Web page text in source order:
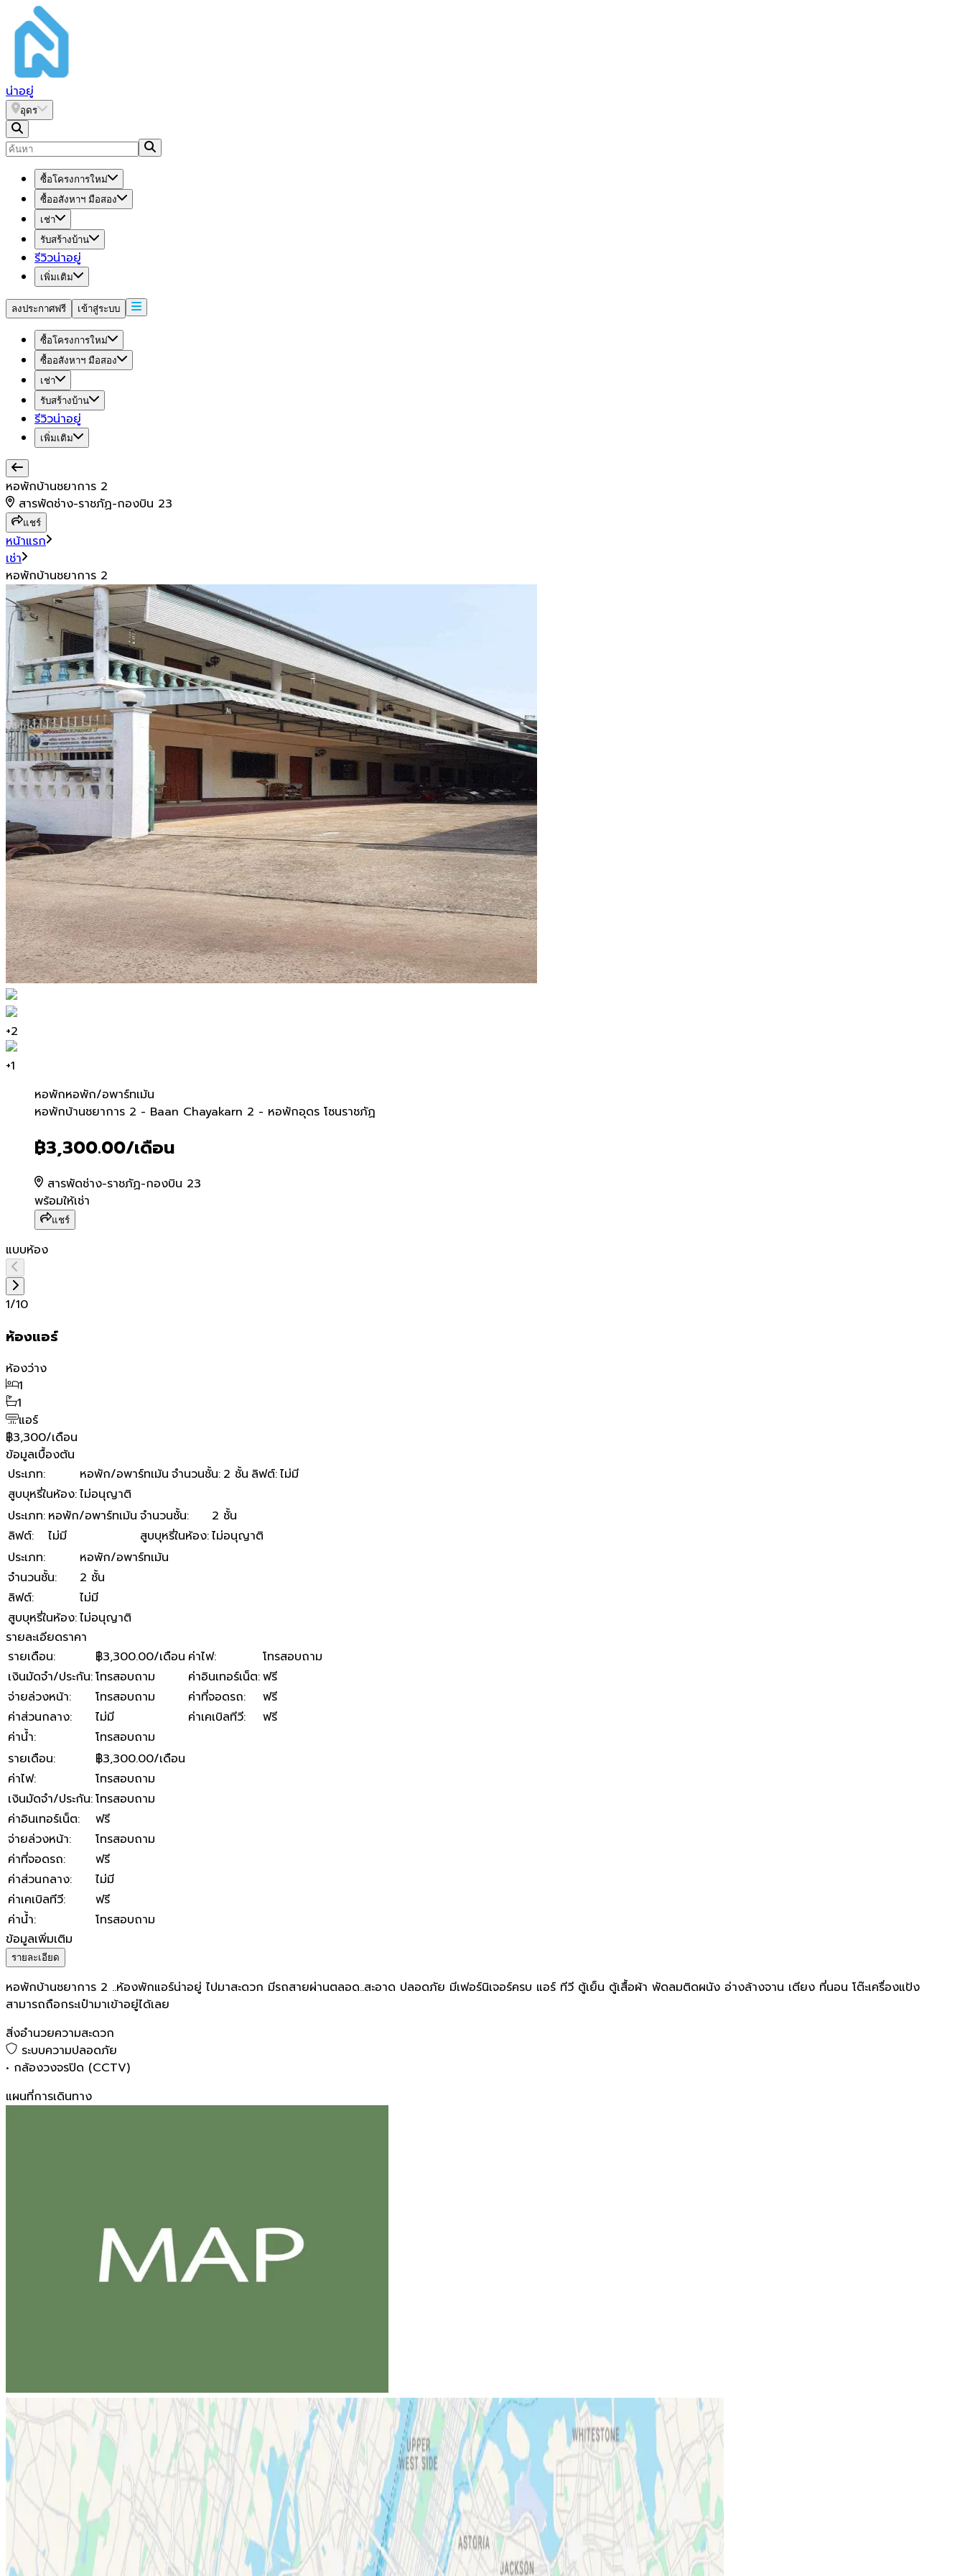
น่าอยู่
อุดร
ซื้อโครงการใหม่
ซื้ออสังหาฯ มือสอง
เช่า
รับสร้างบ้าน
รีวิวน่าอยู่
เพิ่มเติม
ลงประกาศฟรี เข้าสู่ระบบ
ซื้อโครงการใหม่
ซื้ออสังหาฯ มือสอง
เช่า
รับสร้างบ้าน
รีวิวน่าอยู่
เพิ่มเติม
หอพักบ้านชยาการ 2
สารพัดช่าง-ราชภัฏ-กองบิน 23
แชร์
หน้าแรก
เช่า
หอพักบ้านชยาการ 2
+2
+1
หอพักหอพัก/อพาร์ทเม้น
หอพักบ้านชยาการ 2 - Baan Chayakarn 2 - หอพักอุดร โซนราชภัฏ
หอพักบ้านชยาการ 2 - Baan Chayakarn 2 - หอพักอุดร โซนราชภัฏ
฿3,300.00/เดือน
สารพัดช่าง-ราชภัฏ-กองบิน 23
พร้อมให้เช่า
แชร์
แบบห้อง
1/10
ห้องแอร์
ห้องว่าง
1
1
แอร์
฿3,300/เดือน
ข้อมูลเบื้องต้น
ประเภท: หอพัก/อพาร์ทเม้น จำนวนชั้น: 2 ชั้น ลิฟต์:ไม่มี
สูบบุหรี่ในห้อง:ไม่อนุญาติ
ประเภท: หอพัก/อพาร์ทเม้น จำนวนชั้น:
2 ชั้น
ลิฟต์: ไม่มี สูบบุหรี่ในห้อง:ไม่อนุญาติ
ประเภท:
หอพัก/อพาร์ทเม้น
จำนวนชั้น:
2 ชั้น
ลิฟต์:
ไม่มี
สูบบุหรี่ในห้อง:ไม่อนุญาติ
รายละเอียดราคา
รายเดือน: ฿3,300.00/เดือน ค่าไฟ:
โทรสอบถาม
เงินมัดจำ/ประกัน:โทรสอบถาม ค่าอินเทอร์เน็ต:ฟรี
จ่ายล่วงหน้า: โทรสอบถาม ค่าที่จอดรถ:
ฟรี
ค่าส่วนกลาง: ไม่มี ค่าเคเบิลทีวี:
ฟรี
ค่าน้ำ:
โทรสอบถาม
รายเดือน:
฿3,300.00/เดือน
ค่าไฟ:
โทรสอบถาม
เงินมัดจำ/ประกัน:โทรสอบถาม
ค่าอินเทอร์เน็ต:
ฟรี
จ่ายล่วงหน้า:
โทรสอบถาม
ค่าที่จอดรถ:
ฟรี
ค่าส่วนกลาง:
ไม่มี
ค่าเคเบิลทีวี:
ฟรี
ค่าน้ำ:
โทรสอบถาม
ข้อมูลเพิ่มเติม
รายละเอียด
หอพักบ้านชยาการ 2 ..ห้องพักแอร์น่าอยู่ ไปมาสะดวก มีรถสายผ่านตลอด..สะอาด ปลอดภัย มีเฟอร์นิเจอร์ครบ แอร์ ทีวี ตู้เย็น ตู้เสื้อผ้า พัดลมติดผนัง อ่างล้างจาน เตียง ที่นอน โต๊ะเครื่องแป้ง
สามารถถือกระเป๋ามาเข้าอยู่ได้เลย
สิ่งอำนวยความสะดวก
ระบบความปลอดภัย
• กล้องวงจรปิด (CCTV)
แผนที่การเดินทาง